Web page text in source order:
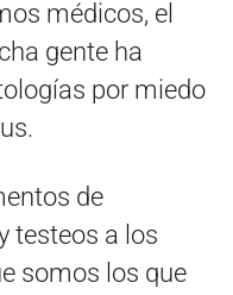
médicos, el
gente ha
por miedo
de
testeos a los
somos los que